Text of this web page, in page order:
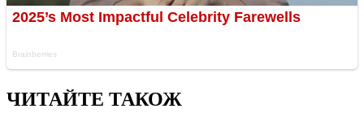
ЧИТАЙТЕ ТАКОЖ